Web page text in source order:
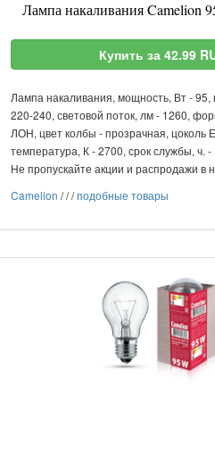
Лампа накаливания Camelion
Купить за 42.99
Лампа накаливания, мощность, Вт -
220-240, световой поток, лм - 1260,
ЛОН, цвет колбы - прозрачная, цоколь
температура, К - 2700, срок службы, ч. -
Не пропускайте акции и распродажи в
Camelion ///подобные товары